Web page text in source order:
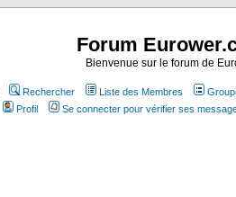
Forum
Bienvenue sur le forum de
Rechercher Liste des Membres
Profil
Se connecter pour vérifier ses